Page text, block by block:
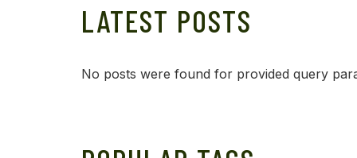
LATEST POSTS
No posts were found for provided query